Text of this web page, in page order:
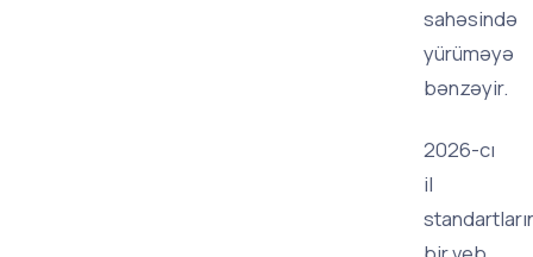
sahəsində
yürüməyə
bənzəyir.
2026-cı
il